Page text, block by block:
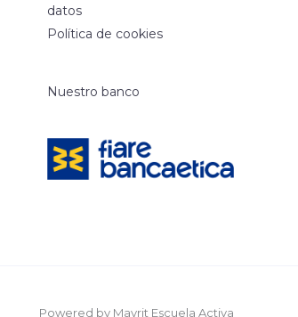
datos
Política de cookies
Nuestro banco
Powered by Mayrit Escuela Activa